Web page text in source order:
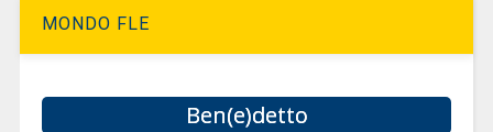
MONDO FLE
Ben(e)detto